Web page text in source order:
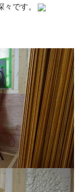
です。